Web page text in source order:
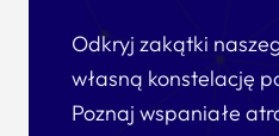
Odkryj zakątki
własną konstelację
Poznaj wspaniałe